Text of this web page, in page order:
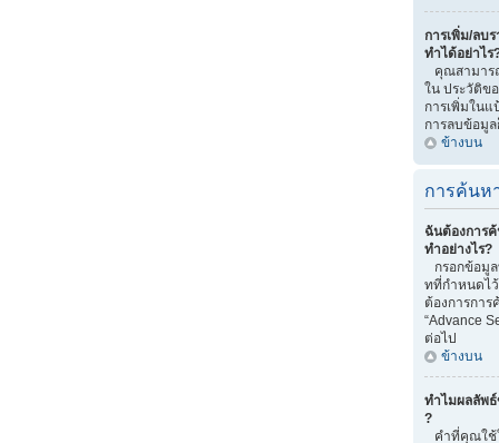
การเพิ่ม/ลบ
ทำได้อย่าไร
คุณสามาร
ใน ประวัติข
การเพิ่มใน
การลบข้อมูล
ข้างบน
การค้นห
ฉันต้องการ
ทำอย่างไร?
กรอกข้อมู
ทที่กำหนดไ
ต้องการการ
“Advance
ต่อไป
ข้างบน
ทำไมผลลัพธ์
?
คำที่คุณใช้